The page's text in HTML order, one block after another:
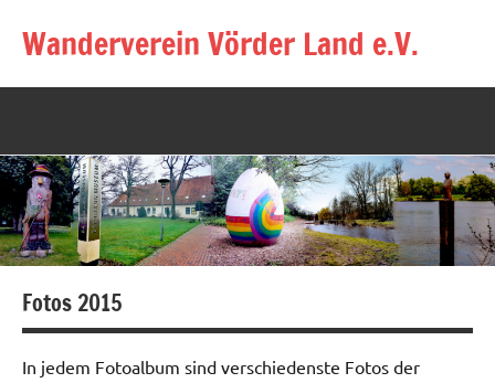
InhaltWanderverein Vörder Land e.V.
Fotos 2015
In jedem Fotoalbum sind verschiedenste Fotos der